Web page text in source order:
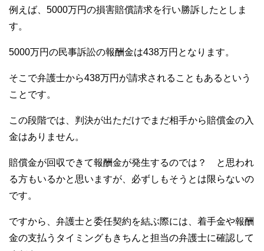
例えば、5000万円の損害賠償請求を行い勝訴したとしま
す。
5000万円の民事訴訟の報酬金は438万円となります。
そこで弁護士から438万円が請求されることもあるという
ことです。
この段階では、判決が出ただけでまだ相手から賠償金の入
金はありません。
賠償金が回収できて報酬金が発生するのでは？ と思われ
る方もいるかと思いますが、必ずしもそうとは限らないの
です。
ですから、弁護士と委任契約を結ぶ際には、着手金や報酬
金の支払うタイミングもきちんと担当の弁護士に確認して